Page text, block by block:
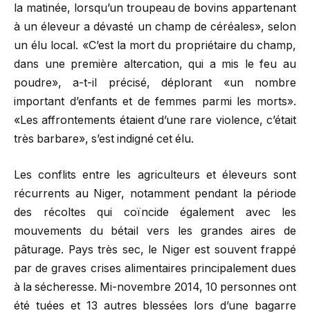
la matinée, lorsqu’un troupeau de bovins appartenant
à un éleveur a dévasté un champ de céréales», selon
un élu local. «C’est la mort du propriétaire du champ,
dans une première altercation, qui a mis le feu au
poudre», a-t-il précisé, déplorant «un nombre
important d’enfants et de femmes parmi les morts».
«Les affrontements étaient d’une rare violence, c’était
très barbare», s’est indigné cet élu.
Les conflits entre les agriculteurs et éleveurs sont
récurrents au Niger, notamment pendant la période
des récoltes qui coïncide également avec les
mouvements du bétail vers les grandes aires de
pâturage. Pays très sec, le Niger est souvent frappé
par de graves crises alimentaires principalement dues
à la sécheresse. Mi-novembre 2014, 10 personnes ont
été tuées et 13 autres blessées lors d’une bagarre